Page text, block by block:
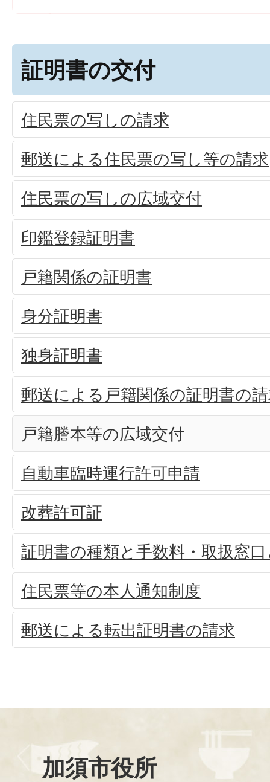
証明書の交付
住民票の写しの請求
郵送による住民票の写し等の請求
住民票の写しの広域交付
印鑑登録証明書
戸籍関係の証明書
身分証明書
独身証明書
郵送による戸籍関係の証明書の
戸籍謄本等の広域交付
自動車臨時運行許可申請
改葬許可証
証明書の種類と手数料・取扱窓
住民票等の本人通知制度
郵送による転出証明書の請求
加須市役所